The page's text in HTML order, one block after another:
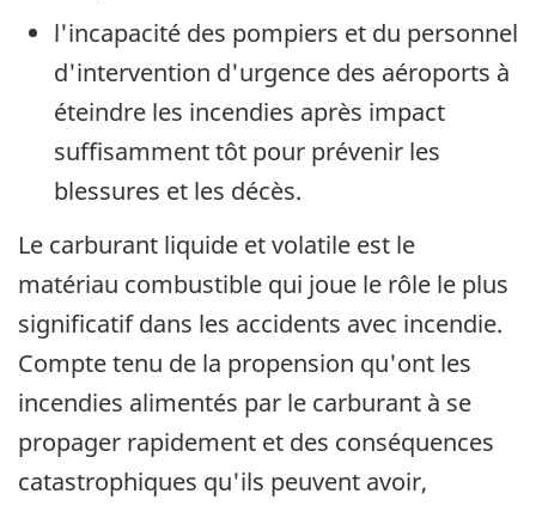
l'incapacité des pompiers et du personnel
d'intervention d'urgence des aéroports à
éteindre les incendies après impact
suffisamment tôt pour prévenir les
blessures et les décès.
Le carburant liquide et volatile est le
matériau combustible qui joue le rôle le plus
significatif dans les accidents avec incendie.
Compte tenu de la propension qu'ont les
incendies alimentés par le carburant à se
propager rapidement et des conséquences
catastrophiques qu'ils peuvent avoir,